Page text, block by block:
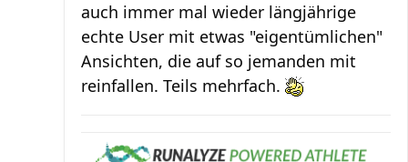
auch immer mal wieder längjährige
echte User mit etwas "eigentümlichen"
Ansichten, die auf so jemanden mit
reinfallen. Teils mehrfach.